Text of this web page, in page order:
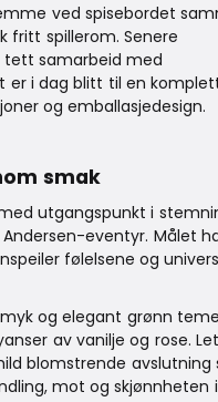
ved spisebordet
fritt spillerom. Senere
tett samarbeid med
er i dag blitt til en
og emballasjedesign.
smak
utgangspunkt i
Andersen-eventyr. Målet
følelsene og
og elegant grønn
av vanilje og rose.
blomstrende avslutning
mot og skjønnheten